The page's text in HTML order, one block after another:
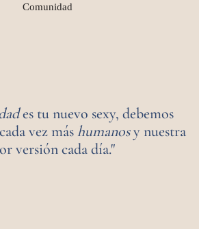
Comunidad
es tu nuevo sexy, debemos
vez máshumanosy nuestra
versión cada día."